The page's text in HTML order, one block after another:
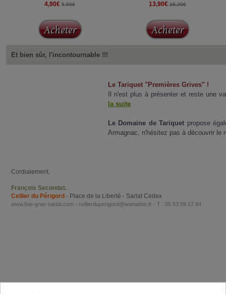
4,90€ 5,50€ 13,90€ 16,20€
Et bien sûr, l'incontournable !!!
Le Tariquet "Premières Grives" !
Il n'est plus à présenter et reste une
la suite
Le Domaine de Tariquet propose
Armagnac, n'hésitez pas à découvrir le
Cordialement,
François Secondat.
Cellier du Périgord - Place de la Liberté - Sarlat Cedex
www.foie-gras-sarlat.com - cellierduperigord@wanadoo.fr - T : 05 53 59 17 94